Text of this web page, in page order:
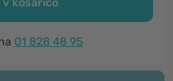
01 828 48 95